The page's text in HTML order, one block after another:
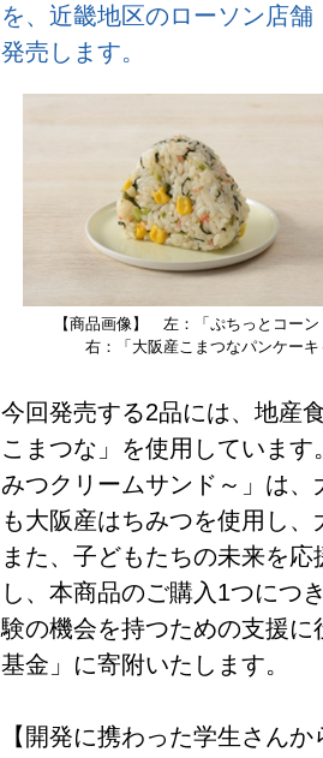
を、近畿地区のローソン店
発売します。
【商品画像】 左：「ぷちっとコー
右：「大阪産こまつなパンケー
今回発売する2品には、地産
こまつな」を使用していま
みつクリームサンド～」は
も大阪産はちみつを使用し
また、子どもたちの未来を
し、本商品のご購入1つにつ
験の機会を持つための支援
基金」に寄附いたします。
【開発に携わった学生さん